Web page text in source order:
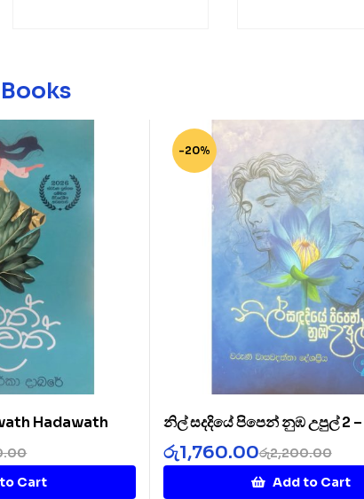
Hadawath
Cart
-20%
නිල් සදදියේ පිපෙන් නුඹ උපුල් 2 –
Diye 2
රු2,200.00
රු1,760.00
Add to Cart